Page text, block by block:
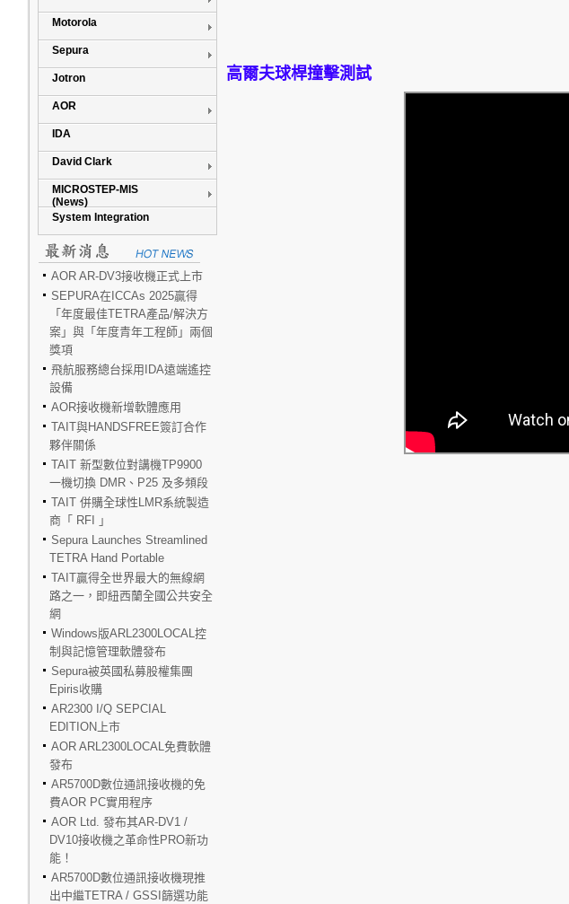
Motorola
Sepura
Jotron
AOR
IDA
David Clark
MICROSTEP-MIS
(News)
System Integration
AOR AR-DV3接收機正式上市
SEPURA在ICCAs 2025贏得
「年度最佳TETRA產品/解決方
案」與「年度青年工程師」兩個
獎項
飛航服務總台採用IDA遠端遙控
設備
AOR接收機新增軟體應用
TAIT與HANDSFREE簽訂合作
夥伴關係
TAIT 新型數位對講機TP9900
一機切換 DMR、P25 及多頻段
TAIT 併購全球性LMR系統製造
商「 RFI 」
Sepura Launches Streamlined
TETRA Hand Portable
TAIT贏得全世界最大的無線網
路之一，即紐西蘭全國公共安全
網
Windows版ARL2300LOCAL控
制與記憶管理軟體發布
Sepura被英國私募股權集團
Epiris收購
AR2300 I/Q SEPCIAL
EDITION上市
AOR ARL2300LOCAL免費軟體
發布
AR5700D數位通訊接收機的免
費AOR PC實用程序
AOR Ltd. 發布其AR-DV1 /
DV10接收機之革命性PRO新功
能！
AR5700D數位通訊接收機現推
出中繼TETRA / GSSI篩選功能
高爾夫球桿撞擊測試